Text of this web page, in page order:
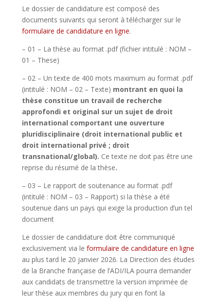
Le dossier de candidature est composé des
documents suivants qui seront à télécharger sur le
formulaire de candidature en ligne.
– 01 – La thèse au format .pdf (fichier intitulé : NOM –
01 – These)
– 02 – Un texte de 400 mots maximum au format .pdf
(intitulé : NOM – 02 – Texte) montrant en quoi la
thèse constitue un travail de recherche
approfondi et original sur un sujet de droit
international comportant une ouverture
pluridisciplinaire (droit international public et
droit international privé ; droit
transnational/global). Ce texte ne doit pas être une
reprise du résumé de la thèse.
– 03 – Le rapport de soutenance au format .pdf
(intitulé : NOM – 03 – Rapport) si la thèse a été
soutenue dans un pays qui exige la production d’un tel
document
Le dossier de candidature doit être communiqué
exclusivement via le formulaire de candidature en ligne
au plus tard le 20 janvier 2026. La Direction des études
de la Branche française de l’ADI/ILA pourra demander
aux candidats de transmettre la version imprimée de
leur thèse aux membres du jury qui en font la